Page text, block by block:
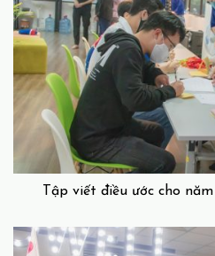
Tập viết điều ước cho